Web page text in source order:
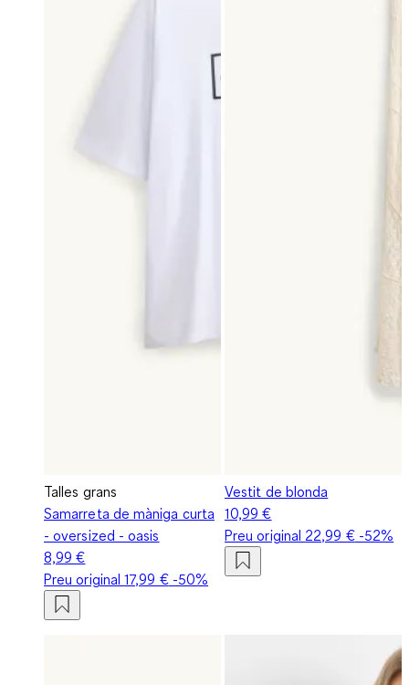
Talles grans
Samarreta de màniga curta
- oversized - oasis
8,99 €
Preu original17,99 €-50%
Vestit de blonda
10,99 €
Preu original 22,99 €-52%